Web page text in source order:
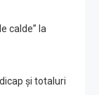
calde” la
și totaluri